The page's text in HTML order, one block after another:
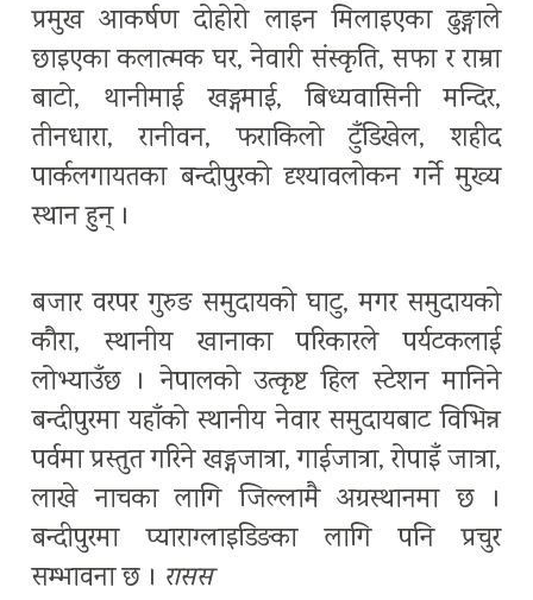
प्रमुख आकर्षण दोहोरो लाइन मिलाइएका ढुङ्गाले
छाइएका कलात्मक घर, नेवारी संस्कृति, सफा र राम्रा
बाटो, थानीमाई खड्गमाई, बिध्यवासिनी मन्दिर,
तीनधारा, रानीवन, फराकिलो टुँडिखेल, शहीद
पार्कलगायतका बन्दीपुरको दृश्यावलोकन गर्ने मुख्य
स्थान हुन् ।
बजार वरपर गुरुङ समुदायको घाटु, मगर समुदायको
कौरा, स्थानीय खानाका परिकारले पर्यटकलाई
लोभ्याउँछ । नेपालको उत्कृष्ट हिल स्टेशन मानिने
बन्दीपुरमा यहाँको स्थानीय नेवार समुदायबाट विभिन्न
पर्वमा प्रस्तुत गरिने खड्गजात्रा, गाईजात्रा, रोपाइँ जात्रा,
लाखे नाचका लागि जिल्लामै अग्रस्थानमा छ ।
बन्दीपुरमा प्याराग्लाइडिङका लागि पनि प्रचुर
सम्भावना छ । रासस